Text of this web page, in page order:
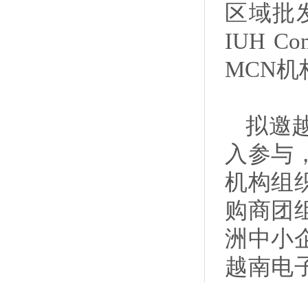
区域批
IUH
MCN机
拟邀
入参与
机构组
购商团
洲中小
越南电